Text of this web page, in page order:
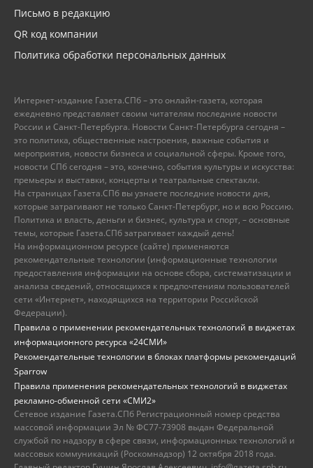
Письмо в редакцию
QR код компании
Политика обработки персональных данных
Интернет-издание Газета.СПб – это онлайн-газета, которая
ежедневно представляет своим читателям последние новости
России и Санкт-Петербурга. Новости Санкт-Петербурга сегодня –
это политика, общественные настроения, важные события и
мероприятия, новости бизнеса и социальной сферы. Кроме того,
новости СПб сегодня – это, конечно, события культуры и искусства:
премьеры и выставки, концерты и театральные спектакли.
На страницах Газета.СПб вы узнаете последние новости дня,
которые затрагивают не только Санкт-Петербург, но и всю Россию.
Политика и власть, деньги и бизнес, культура и спорт, – основные
темы, которые Газета.СПб затрагивает каждый день!
На информационном ресурсе (сайте) применяются
рекомендательные технологии (информационные технологии
предоставления информации на основе сбора, систематизации и
анализа сведений, относящихся к предпочтениям пользователей
сети «Интернет», находящихся на территории Российской
Федерации).
Правила о применении рекомендательных технологий в виджетах
информационного ресурса «24СМИ»
Рекомендательные технологии в блоках платформы рекомендаций
Sparrow
Правила применения рекомендательных технологий в виджетах
рекламно-обменной сети «СМИ2»
Сетевое издание Газета.СПб Регистрационный номер средства
массовой информации Эл № ФС77-73908 выдан Федеральной
службой по надзору в сфере связи, информационных технологий и
массовых коммуникаций (Роскомнадзор) 12 октября 2018 года.